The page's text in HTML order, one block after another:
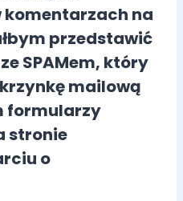
na
przedstawić
SPAMem, który
mailową
formularzy
stronie
o